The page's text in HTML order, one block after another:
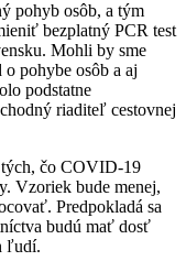
pohyb osôb, a tým
bezplatný PCR test
Mohli by sme
pohybe osôb a aj
podstatne
riaditeľ cestovnej
tých, čo COVID-19
Vzoriek bude menej,
Predpokladá sa
budú mať dosť
ľudí.